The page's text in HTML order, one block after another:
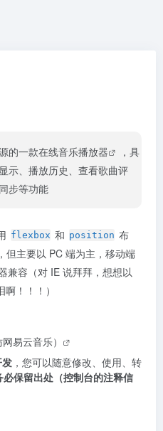
的一款在线音乐播放器
，具
示、播放历史、查看歌曲评
步等功能
flexbox 和 position 布
但主要以 PC 端为主，移动端
兼容（对 IE 说拜拜，想想以
！！！）
易云音乐）
，您可以随意修改、使用、转
保留出处（控制台的注释信